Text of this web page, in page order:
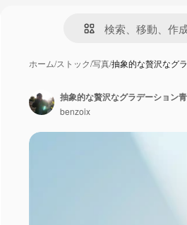
ホーム/ストック/写真/抽象的な贅沢なグ
benzoix